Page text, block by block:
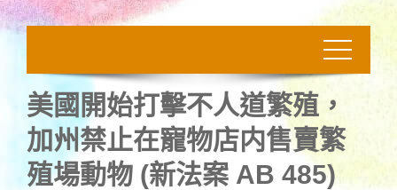
美國開始打擊不人道繁殖，
加州禁止在寵物店内售賣繁
殖場動物 (新法案 AB 485)